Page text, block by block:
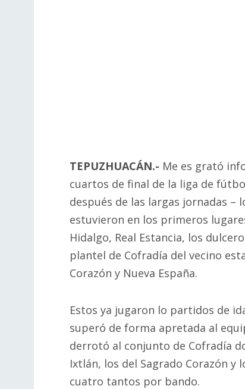
TEPUZHUACÁN.- Me es grató
cuartos de final de la liga de
después de las largas jornadas
estuvieron en los primeros
Hidalgo, Real Estancia, los
plantel de Cofradía del vecino
Corazón y Nueva España.
Estos ya jugaron lo partidos de
superó de forma apretada al
derrotó al conjunto de Cofradía
Ixtlán, los del Sagrado Corazón
cuatro tantos por bando.